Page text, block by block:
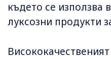
където се използва
луксозни продукти